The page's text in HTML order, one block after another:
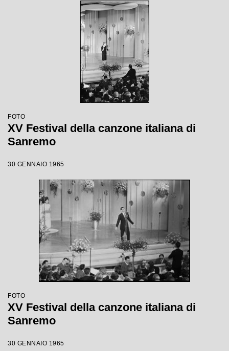
FOTO
XV Festival della canzone italiana di
Sanremo
30 GENNAIO 1965
FOTO
XV Festival della canzone italiana di
Sanremo
30 GENNAIO 1965